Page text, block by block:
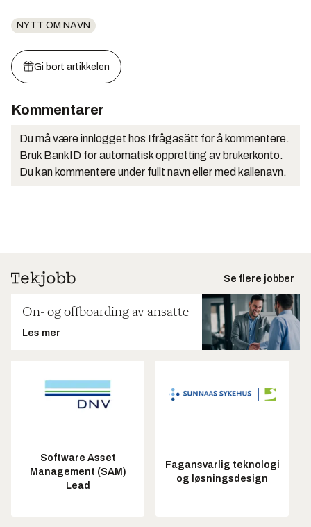
NYTT OM NAVN
Gi bort artikkelen
Kommentarer
Du må være innlogget hos Ifrågasätt for å kommentere.
Bruk BankID for automatisk oppretting av brukerkonto.
Du kan kommentere under fullt navn eller med kallenavn.
Se flere jobber
On- og offboarding av ansatte
Les mer
Software Asset
Management (SAM)
Lead
Fagansvarlig teknologi
og løsningsdesign